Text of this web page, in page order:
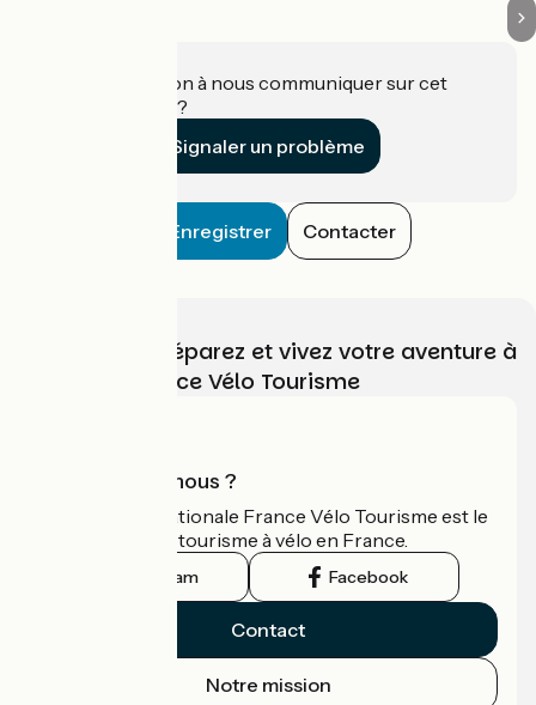
Une information à nous communiquer sur cet
établissement ?
Signaler un problème
Enregistrer Contacter
Choisissez, préparez et vivez votre aventure à
vélo avec France Vélo Tourisme
Qui sommes-nous ?
L'association nationale France Vélo Tourisme est le
guide officiel du tourisme à vélo en France.
Instagram Facebook
Contact
Notre mission